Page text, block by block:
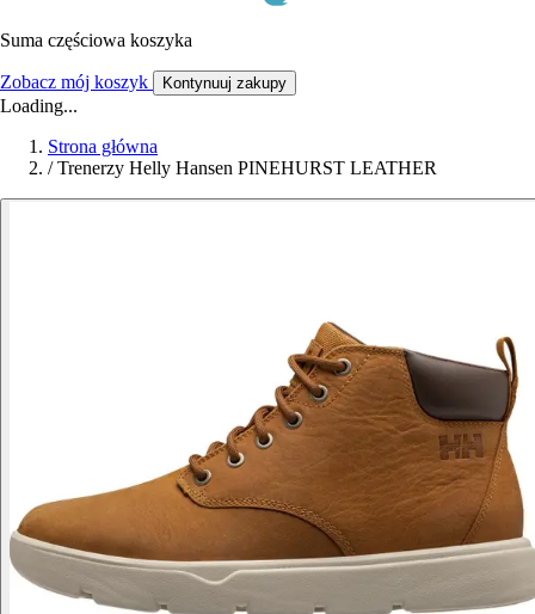
Suma częściowa koszyka
Zobacz mój koszyk Kontynuuj zakupy
Loading...
Strona główna
/ Trenerzy Helly Hansen PINEHURST LEATHER